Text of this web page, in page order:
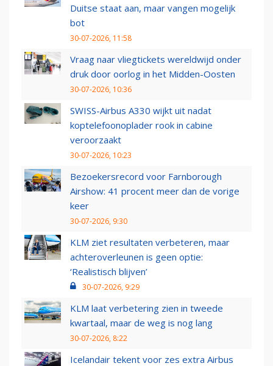
Duitse staat aan, maar vangen mogelijk
bot
30-07-2026, 11:58
Vraag naar vliegtickets wereldwijd onder
druk door oorlog in het Midden-Oosten
30-07-2026, 10:36
SWISS-Airbus A330 wijkt uit nadat
koptelefoonoplader rook in cabine
veroorzaakt
30-07-2026, 10:23
Bezoekersrecord voor Farnborough
Airshow: 41 procent meer dan de vorige
keer
30-07-2026, 9:30
KLM ziet resultaten verbeteren, maar
achteroverleunen is geen optie:
‘Realistisch blijven’
30-07-2026, 9:29
KLM laat verbetering zien in tweede
kwartaal, maar de weg is nog lang
30-07-2026, 8:22
Icelandair tekent voor zes extra Airbus